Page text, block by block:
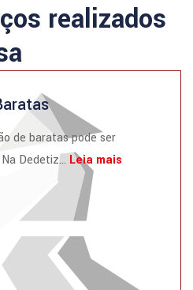
realizados
de baratas pode ser
Dedetiz... Leia mais